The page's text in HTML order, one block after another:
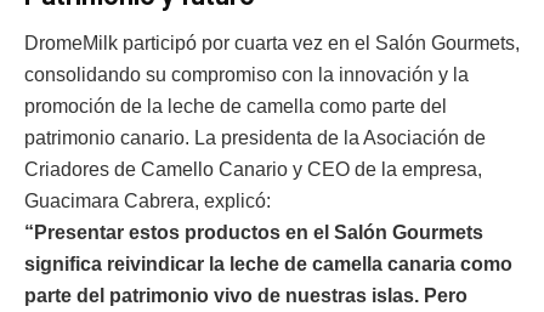
DromeMilk participó por cuarta vez en el Salón Gourmets,
consolidando su compromiso con la innovación y la
promoción de la leche de camella como parte del
patrimonio canario. La presidenta de la Asociación de
Criadores de Camello Canario y CEO de la empresa,
Guacimara Cabrera, explicó:
“Presentar estos productos en el Salón Gourmets
significa reivindicar la leche de camella canaria como
parte del patrimonio vivo de nuestras islas. Pero